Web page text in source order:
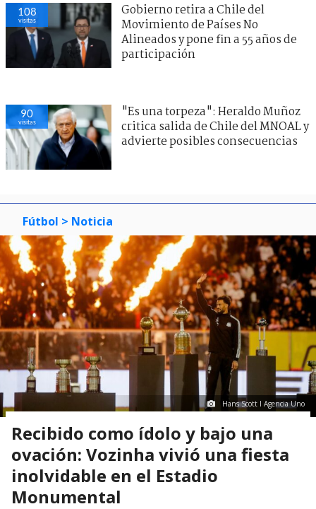
108
visitas
Gobierno retira a Chile del
Movimiento de Países No
Alineados y pone fin a 55 años de
participación
90
visitas
"Es una torpeza": Heraldo Muñoz
critica salida de Chile del MNOAL y
advierte posibles consecuencias
Fútbol > Noticia
Hans Scott I Agencia Uno
Recibido como ídolo y bajo una
ovación: Vozinha vivió una fiesta
inolvidable en el Estadio
Monumental